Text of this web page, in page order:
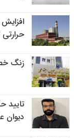
حرارتی
زنگ
دیوان